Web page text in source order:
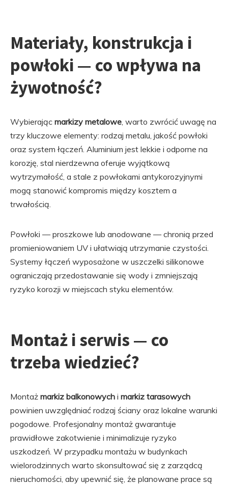
Materiały, konstrukcja i
powłoki — co wpływa na
żywotność?
Wybierając markizy metalowe, warto zwrócić uwagę na
trzy kluczowe elementy: rodzaj metalu, jakość powłoki
oraz system łączeń. Aluminium jest lekkie i odporne na
korozję, stal nierdzewna oferuje wyjątkową
wytrzymałość, a stale z powłokami antykorozyjnymi
mogą stanowić kompromis między kosztem a
trwałością.
Powłoki — proszkowe lub anodowane — chronią przed
promieniowaniem UV i ułatwiają utrzymanie czystości.
Systemy łączeń wyposażone w uszczelki silikonowe
ograniczają przedostawanie się wody i zmniejszają
ryzyko korozji w miejscach styku elementów.
Montaż i serwis — co
trzeba wiedzieć?
Montaż markiz balkonowych i markiz tarasowych
powinien uwzględniać rodzaj ściany oraz lokalne warunki
pogodowe. Profesjonalny montaż gwarantuje
prawidłowe zakotwienie i minimalizuje ryzyko
uszkodzeń. W przypadku montażu w budynkach
wielorodzinnych warto skonsultować się z zarządcą
nieruchomości, aby upewnić się, że planowane prace są